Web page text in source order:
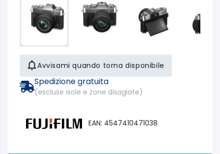
Avvisami quando torna disponibile
Spedizione gratuita
(escluse isole e zone disagiate)
EAN: 4547410471038